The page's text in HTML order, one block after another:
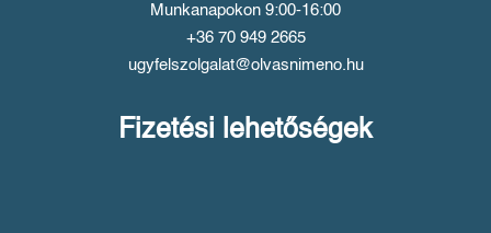
Munkanapokon 9:00-16:00
+36 70 949 2665
ugyfelszolgalat@olvasnimeno.hu
Fizetési lehetőségek